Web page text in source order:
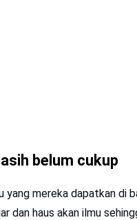
belum cukup
yang mereka dapatkan di
dan haus akan ilmu